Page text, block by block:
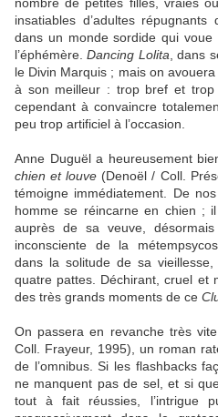
insatiables d’adultes répugnants
dans un monde sordide qui
l’éphémère.Dancing Lolita , dans
le Divin Marquis ; mais on
à son meilleur : trop bref et
cependant à convaincre
peu trop artificiel à l’occasion.
Anne Duguël a heureusement
chien et louve (Denoël / Coll.
témoigne immédiatement. De
homme se réincarne en chien ;
auprès de sa veuve,
inconsciente de la
dans la solitude de sa
quatre pattes. Déchirant, cruel et
des très grands moments de ce
On passera en revanche très
Coll. Frayeur, 1995), un roman
de l’omnibus. Si les flashbacks
ne manquent pas de sel, et si
tout à fait réussies, l’intrigue